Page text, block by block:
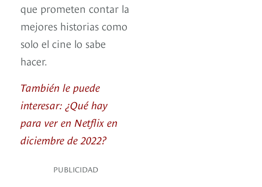
que prometen contar la
mejores historias como
solo el cine lo sabe
hacer.
También le puede
interesar: ¿Qué hay
para ver en Netflix en
diciembre de 2022?
PUBLICIDAD